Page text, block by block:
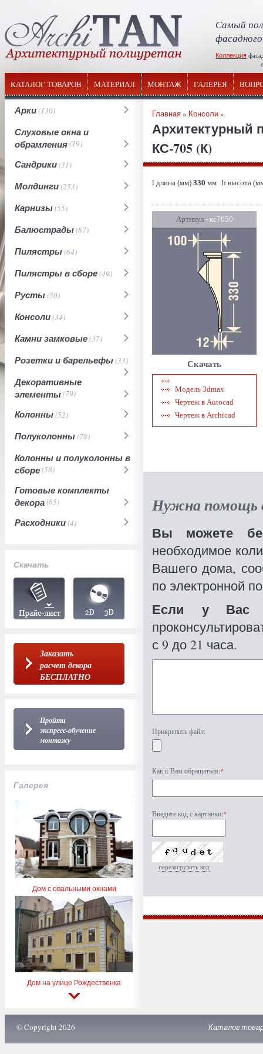
Самый
Коллекция
КАТАЛОГ ТОВАРОВ МАТЕРИАЛ МОНТАЖ ГАЛЕРЕЯ
Арки(130)
Слуховые окна и
обрамления(19)
Сандрики(31)
Молдинги(253)
Карнизы(55)
Балюстрады(87)
Пилястры(64)
Пилястры в сборе(49)
Русты(50)
Консоли(34)
Камни замковые(37)
Розетки и барельефы(33)
Декоративные
элементы(79)
Колонны(52)
Полуколонны(78)
Колонны и полуколонны в
сборе(58)
Готовые комплекты
декора(65)
Расходники(4)
Скачать
Заказать
расчет декора
БЕСПЛАТНО
Пройти
экспресс-обучение
монтажу
Галерея
Дом с овальными окнами
Дом на улице Рождественка
Главная» Консоли»
Архитектурный
КС-705 (К)
l длина (мм) 330 мм h высота
Артикул- кс7050
Скачать
Модель 3dmax
Чертеж в Autocad
Чертеж в Archicad
Нужна помощь
Вы можете
необходимое
Вашего дома,
по электронной
Если у Вас
с 9 до 21 часа.
Прикрепить файл:
Как к Вам обращаться:*
Введите код с картинки:*
перезагрузить код
© Copyright 2026 Каталог